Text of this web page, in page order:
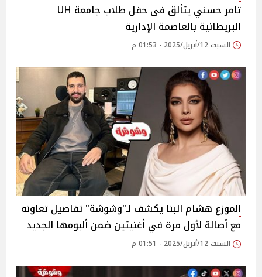
تامر حسني يتألق فى حفل طلاب جامعة UH
البريطانية بالعاصمة الإدارية
السبت 12/أبريل/2025 - 01:53 م
الموزع هشام البنا يكشف لـ"وشوشة" تفاصيل تعاونه
مع أصالة لأول مرة في أغنيتين ضمن ألبومها الجديد
السبت 12/أبريل/2025 - 01:51 م